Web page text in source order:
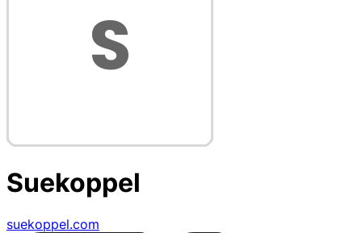
Suekoppel
suekoppel.com